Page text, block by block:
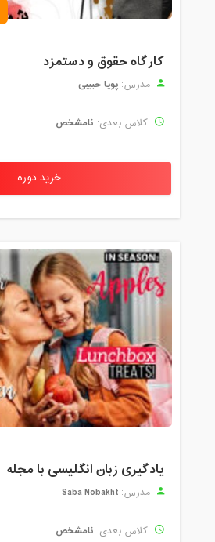
کارگاه حقوق و دستمزد
مدرس: پویا حبیبی
کلاس بعدی: نامشخص
خرید دوره
یادگیری زبان انگلیسی با مجله
مدرس: Saba Nobakht
کلاس بعدی: نامشخص